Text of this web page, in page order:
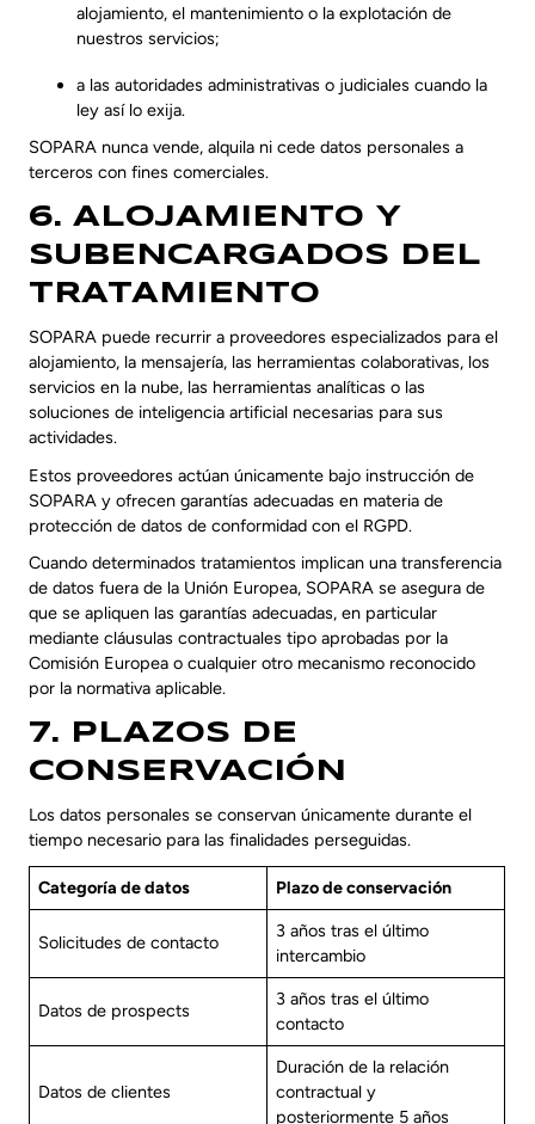
alojamiento, el mantenimiento o la explotación de
nuestros servicios;
a las autoridades administrativas o judiciales cuando la
ley así lo exija.
SOPARA nunca vende, alquila ni cede datos personales a
terceros con fines comerciales.
6. ALOJAMIENTO Y
SUBENCARGADOS DEL
TRATAMIENTO
SOPARA puede recurrir a proveedores especializados para el
alojamiento, la mensajería, las herramientas colaborativas, los
servicios en la nube, las herramientas analíticas o las
soluciones de inteligencia artificial necesarias para sus
actividades.
Estos proveedores actúan únicamente bajo instrucción de
SOPARA y ofrecen garantías adecuadas en materia de
protección de datos de conformidad con el RGPD.
Cuando determinados tratamientos implican una transferencia
de datos fuera de la Unión Europea, SOPARA se asegura de
que se apliquen las garantías adecuadas, en particular
mediante cláusulas contractuales tipo aprobadas por la
Comisión Europea o cualquier otro mecanismo reconocido
por la normativa aplicable.
7. PLAZOS DE
CONSERVACIÓN
Los datos personales se conservan únicamente durante el
tiempo necesario para las finalidades perseguidas.
Categoría de datos Plazo de conservación
Solicitudes de contacto
3 años tras el último
intercambio
Datos de prospects
3 años tras el último
contacto
Datos de clientes
Duración de la relación
contractual y
posteriormente 5 años